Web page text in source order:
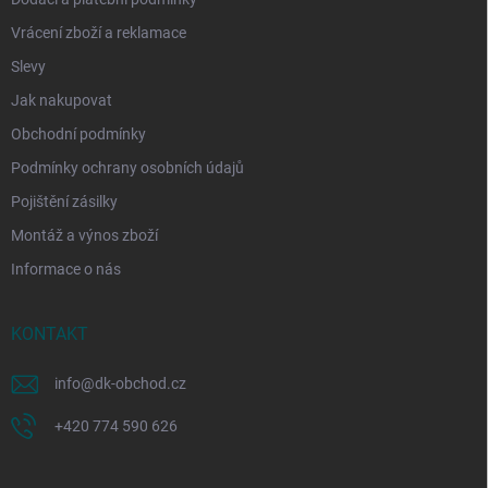
Vrácení zboží a reklamace
Slevy
Jak nakupovat
Obchodní podmínky
Podmínky ochrany osobních údajů
Pojištění zásilky
Montáž a výnos zboží
Informace o nás
KONTAKT
info@dk-obchod.cz
+420 774 590 626